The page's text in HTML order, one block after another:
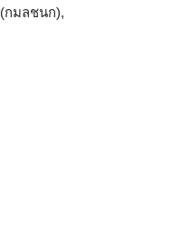
(กมลชนก),